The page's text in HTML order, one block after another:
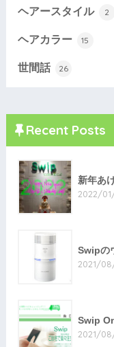
ヘアースタイル 2
ヘアカラー 15
世間話 26
Recent Posts
新年あ
2022/
Swipの
2021/
Swip
2021/